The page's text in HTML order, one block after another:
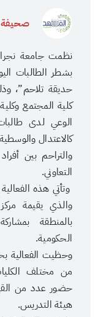
صحيفة
نظمت جامعة
بشطر الطالبات
حديقة تلاحم”،
كلية المجتمع
الوعي لدى
كالاعتدال
والتراحم بين
التعاوني.
وتأتي هذه
والذي يقيمة
بالمنطقة
الحكومية.
وحظيت الفعالية
من مختلف
حضور عدد من
هيئة التدريس.